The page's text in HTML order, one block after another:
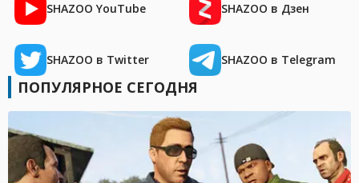
SHAZOO YouTube SHAZOO в Дзен
SHAZOO в Twitter SHAZOO в Telegram
ПОПУЛЯРНОЕ СЕГОДНЯ